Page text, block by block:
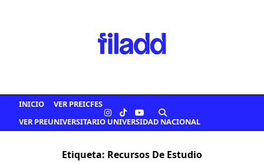
INICIO
VER PREICFES
VER PREUNIVERSITARIO UNIVERSIDAD NACIONAL
Etiqueta: Recursos De Estudio